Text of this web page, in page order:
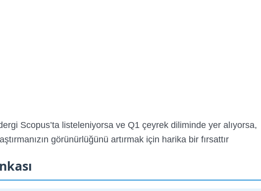
Scopus’ta listeleniyorsa ve Q1 çeyrek diliminde yer alıyorsa,
görünürlüğünü artırmak için harika bir fırsattır.